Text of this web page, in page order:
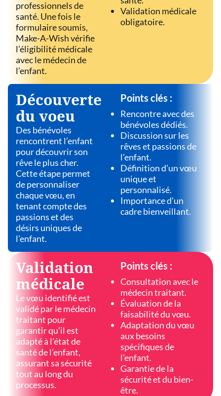
professionnels de
santé. Une fois le
formulaire soumis,
Make-A-Wish vérifie
l’éligibilité médicale
avec le médecin de
l’enfant.
Validation médicale
obligatoire.
Découverte
du voeu
Des bénévoles
rencontrent l’enfant
pour découvrir son
rêve le plus cher.
Cette étape permet
de personnaliser
chaque vœu, en
tenant compte des
passions et des
désirs uniques de
l’enfant.
Points clés :
Rencontre avec des
bénévoles dédiés.
Discussion sur les
rêves et passions de
l’enfant.
Définition d’un vœu
unique et
personnalisé.
Importance d’un
cadre bienveillant.
Validation
médicale
Le vœu identifié est
validé par le médecin
traitant pour
garantir qu’il est
adapté à l’état de
santé de l’enfant,
assurant sa sécurité
tout au long du
processus.
Points clés :
Consultation avec le
médecin traitant.
Évaluation de la
faisabilité du vœu.
Adaptation du vœu
aux besoins
spécifiques de
l’enfant.
Garantie de la
sécurité et du bien-
être.